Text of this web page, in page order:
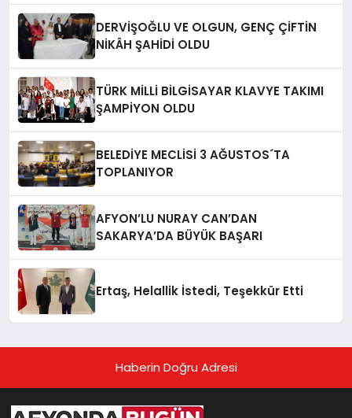
DERVİŞOĞLU VE OLGUN, GENÇ ÇİFTİN
NİKÂH ŞAHİDİ OLDU
TÜRK MİLLİ BİLGİSAYAR KLAVYE TAKIMI
ŞAMPİYON OLDU
BELEDİYE MECLİSİ 3 AĞUSTOS´TA
TOPLANIYOR
AFYON’LU NURAY CAN’DAN
SAKARYA’DA BÜYÜK BAŞARI
Ertaş, Helallik İstedi, Teşekkür Etti
Haberin Doğru Adresi